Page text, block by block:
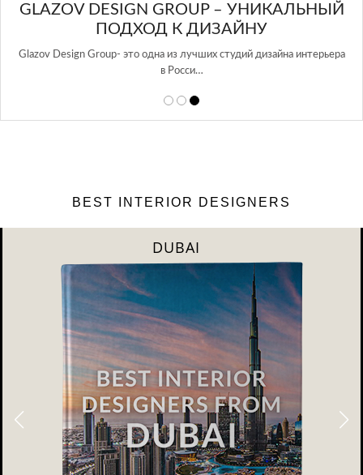
GLAZOV DESIGN GROUP – УНИКАЛЬНЫЙ
ПОДХОД К ДИЗАЙНУ
Glazov Design Group- это одна из лучших студий дизайна интерьера
в Росси…
BEST INTERIOR DESIGNERS
RIYAHD